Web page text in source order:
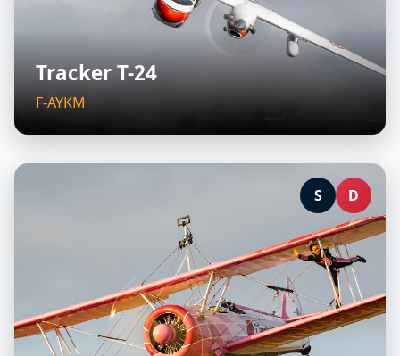
Tracker T-24
F-AYKM
S D